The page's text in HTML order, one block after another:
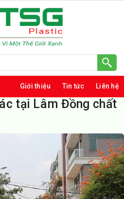
Giới thiệu Tin tức Liên hệ
tại Lâm Đồng chất